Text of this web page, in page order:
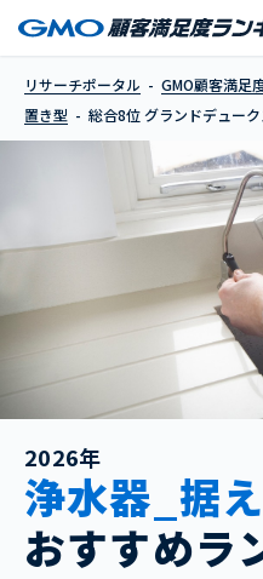
リサーチポータル GMO顧客満足
置き型
総合8位 グランドデューク
2026年
浄水器_据
おすすめラ